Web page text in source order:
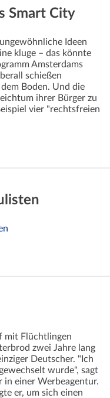
Smart City
Ideen
kluge – das könnte
Amsterdams
schießen
Boden. Und die
ihrer Bürger zu
vier "rechtsfreien
mit Flüchtlingen
zwei Jahre lang
Deutscher. "Ich
wurde", sagt
in einer Werbeagentur.
er, um sich einen